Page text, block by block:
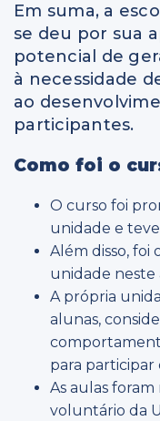
Em suma, a
se deu por sua
potencial de
à necessidade
ao
participantes.
Como foi o
O curso foi
unidade e
Além disso, foi
unidade neste
A própria
alunas,
para participar
As aulas
voluntário da